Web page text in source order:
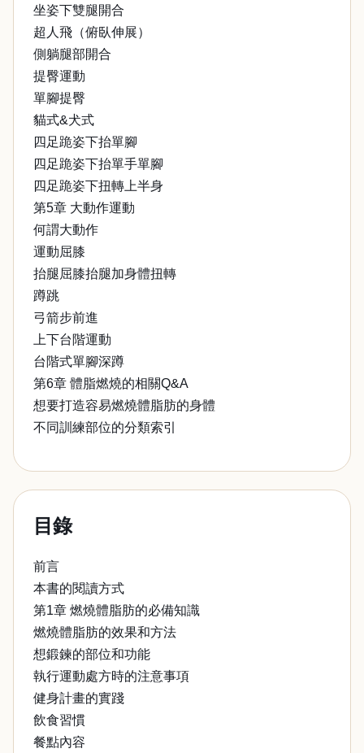
坐姿下雙腿開合
超人飛（俯臥伸展）
側躺腿部開合
提臀運動
單腳提臀
貓式&犬式
四足跪姿下抬單腳
四足跪姿下抬單手單腳
四足跪姿下扭轉上半身
第5章 大動作運動
何謂大動作
運動屈膝
抬腿屈膝抬腿加身體扭轉
蹲跳
弓箭步前進
上下台階運動
台階式單腳深蹲
第6章 體脂燃燒的相關Q&A
想要打造容易燃燒體脂肪的身體
不同訓練部位的分類索引
目錄
前言
本書的閱讀方式
第1章 燃燒體脂肪的必備知識
燃燒體脂肪的效果和方法
想鍛鍊的部位和功能
執行運動處方時的注意事項
健身計畫的實踐
飲食習慣
餐點內容